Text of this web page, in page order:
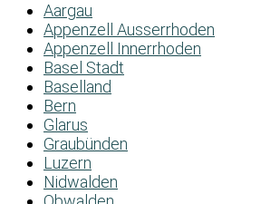
Aargau
Appenzell Ausserrhoden
Appenzell Innerrhoden
Basel Stadt
Baselland
Bern
Glarus
Graubünden
Luzern
Nidwalden